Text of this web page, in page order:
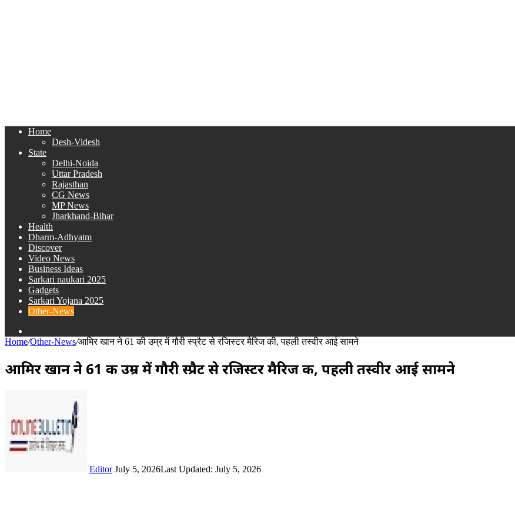
Home
Desh-Videsh
State
Delhi-Noida
Uttar Pradesh
Rajasthan
CG News
MP News
Jharkhand-Bihar
Health
Dharm-Adhyatm
Discover
Video News
Business Ideas
Sarkari naukari 2025
Gadgets
Sarkari Yojana 2025
Other-News
for
Home/Other-News/आमिर खान ने 61 की उम्र में गौरी स्प्रैट से रजिस्टर मैरिज की, पहली तस्वीर आई सामने
आमिर खान ने 61 की उम्र में गौरी स्प्रैट से रजिस्टर मैरिज की, पहली तस्वीर आई सामने
Editor July 5, 2026Last Updated: July 5, 2026